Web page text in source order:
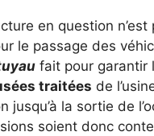
en question n’est
le passage des
fait pour garantir
traitées de
jusqu’à la sortie de
soient donc